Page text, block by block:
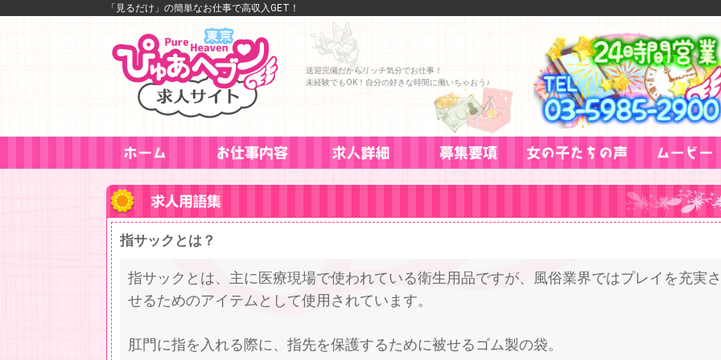
「見るだけ」の簡単なお仕事で高収入GET！
送迎完備だからリッチ気分でお仕事！
未経験でもOK！自分の好きな時間に働いちゃおう♪
指サックとは？
指サックとは、主に医療現場で使われている衛生用品ですが、風俗業界ではプレイを充実さ
せるためのアイテムとして使用されています。
肛門に指を入れる際に、指先を保護するために被せるゴム製の袋。